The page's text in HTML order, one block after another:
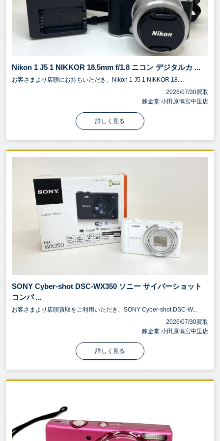
Nikon 1 J5 1 NIKKOR 18.5mm f/1.8 ニコン デジタルカ ...
お客さまより店頭にお持ちいただき、Nikon 1 J5 1 NIKKOR 18....
2026/07/30買取
錬金堂 小田原鴨宮中里店
詳しく見る
SONY Cyber-shot DSC-WX350 ソニー サイバーショット
コンパ ...
お客さまより店頭買取をご利用いただき、SONY Cyber-shot DSC-W...
2026/07/30買取
錬金堂 小田原鴨宮中里店
詳しく見る